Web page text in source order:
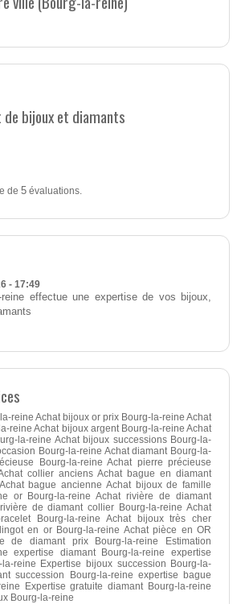
bijoux et diamants
de 5évaluations.
- 17:49
effectue une expertise de vos bijoux,
reine Achat bijoux or prix Bourg-la-reine Achat
reine Achat bijoux argent Bourg-la-reine Achat
la-reine Achat bijoux successions Bourg-la-
Bourg-la-reine Achat diamant Bourg-la-
Bourg-la-reine Achat pierre précieuse
collier anciens Achat bague en diamant
bague ancienne Achat bijoux de famille
or Bourg-la-reine Achat rivière de diamant
de diamant collier Bourg-la-reine Achat
Bourg-la-reine Achat bijoux très cher
en or Bourg-la-reine Achat pièce en OR
de diamant prix Bourg-la-reine Estimation
expertise diamant Bourg-la-reine expertise
reine Expertise bijoux succession Bourg-la-
succession Bourg-la-reine expertise bague
Expertise gratuite diamant Bourg-la-reine
Bourg-la-reine